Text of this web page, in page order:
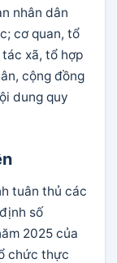
nhân dân
cơ quan, tổ
xã, tổ hợp
cộng đồng
dung quy
tuân thủ các
số
2025 của
chức thực